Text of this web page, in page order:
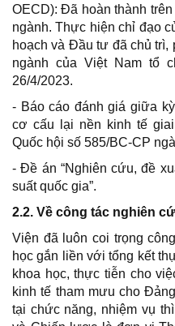
OECD): Đã hoàn thành
ngành. Thực hiện chỉ đạo
hoạch và Đầu tư đã chủ
ngành của Việt Nam tổ
26/4/2023.
- Báo cáo đánh giá giữa
cơ cấu lại nền kinh tế
Quốc hội số 585/BC-CP
- Đề án “Nghiên cứu, đề
suất quốc gia”.
2.2. Về công tác nghiên
Viện đã luôn coi trọng
học gắn liền với tổng kết
khoa học, thực tiễn cho
kinh tế tham mưu cho
tại chức năng, nhiệm vụ